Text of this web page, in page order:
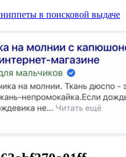
в поисковой выдаче